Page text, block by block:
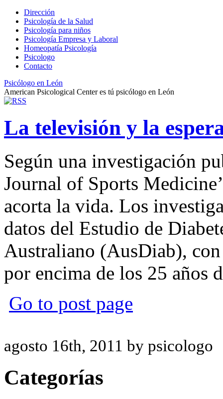
Dirección
Psicología de la Salud
Psicología para niños
Psicología Empresa y Laboral
Homeopatía Psicología
Psicologo
Contacto
Psicólogo en León
American Psicological Center es tú psicólogo en León
La televisión y la
Según una investigación
Journal of Sports
acorta la vida. Los
datos del Estudio de
Australiano (AusDiab),
por encima de los 25 años
Go to post page
agosto 16th, 2011 by psicologo
Categorías